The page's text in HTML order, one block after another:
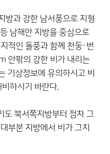
방과 강한 남서풍으로 지형
남해안 지방을 중심으로
적인 돌풍과 함께 천둥·번
안팎의 강한 비가 내리는
기상정보에 유의하시고 비
하시기 바란다.
도 북서쪽지방부터 점차 그
부분 지방에서 비가 그치